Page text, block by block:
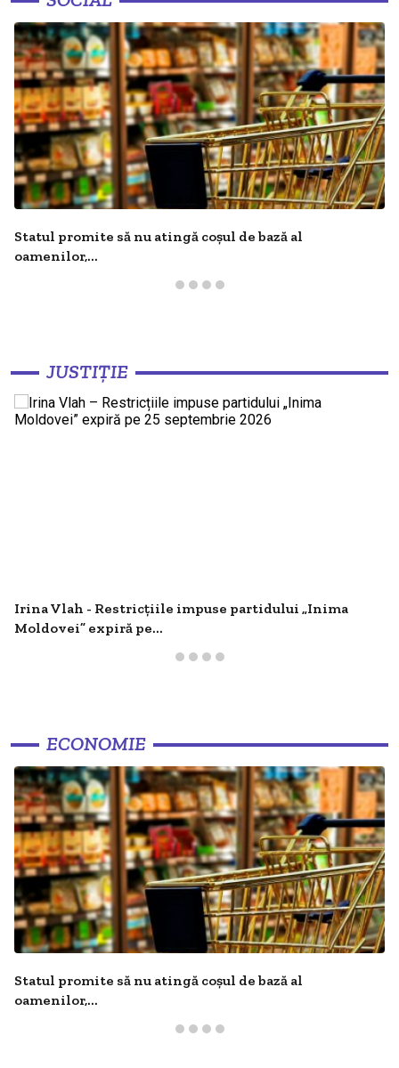
Statul promite să nu atingă coșul de bază al
oamenilor,...
JUSTIȚIE
Irina Vlah - Restricțiile impuse partidului „Inima
Moldovei” expiră pe...
ECONOMIE
Statul promite să nu atingă coșul de bază al
oamenilor,...